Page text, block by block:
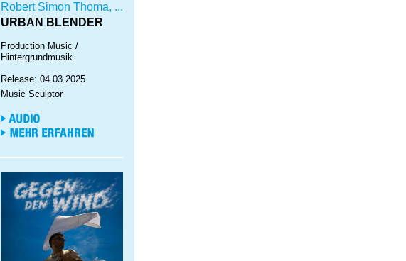
Robert Simon Thoma, ...
URBAN BLENDER
Production Music /
Hintergrundmusik
Release: 04.03.2025
Music Sculptor